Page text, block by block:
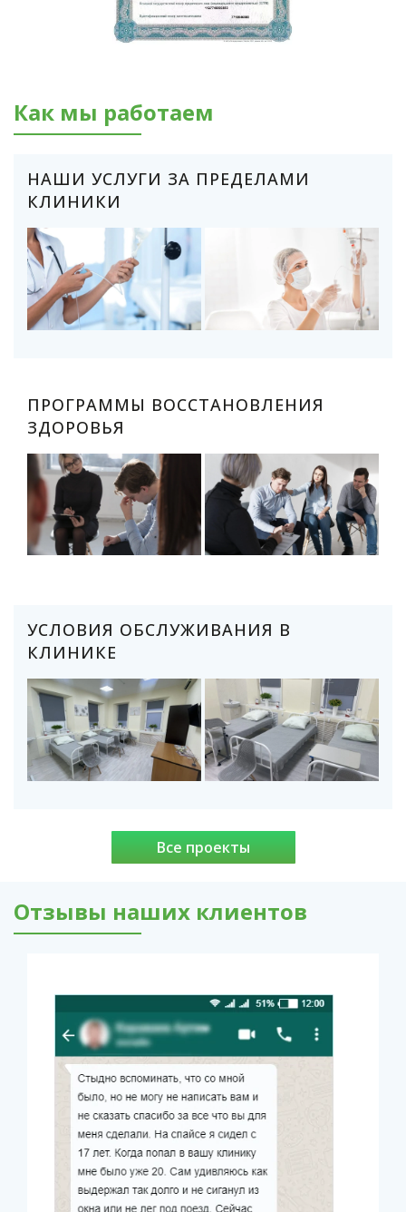
Как мы работаем
НАШИ УСЛУГИ ЗА ПРЕДЕЛАМИ
КЛИНИКИ
ПРОГРАММЫ ВОССТАНОВЛЕНИЯ
ЗДОРОВЬЯ
УСЛОВИЯ ОБСЛУЖИВАНИЯ В
КЛИНИКЕ
Все проекты
Отзывы наших клиентов